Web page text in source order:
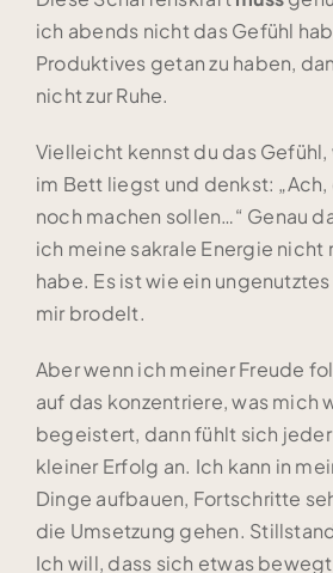
ich abends nicht das Gefühl
Produktives getan zu haben,
nicht zur Ruhe.
Vielleicht kennst du das
im Bett liegst und denkst:
noch machen sollen…“ Genau
ich meine sakrale Energie
habe. Es ist wie ein
mir brodelt.
Aber wenn ich meiner Freude
auf das konzentriere, was mich
begeistert, dann fühlt sich jeder
kleiner Erfolg an. Ich kann in
Dinge aufbauen, Fortschritte
die Umsetzung gehen.
Ich will, dass sich etwas